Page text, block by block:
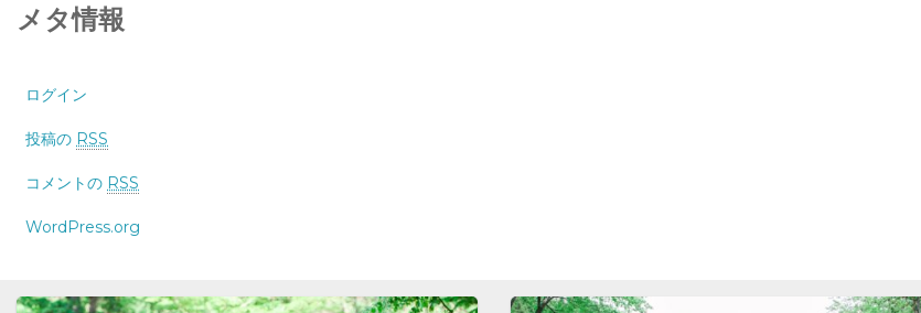
メタ情報
ログイン
投稿の RSS
コメントの RSS
WordPress.org